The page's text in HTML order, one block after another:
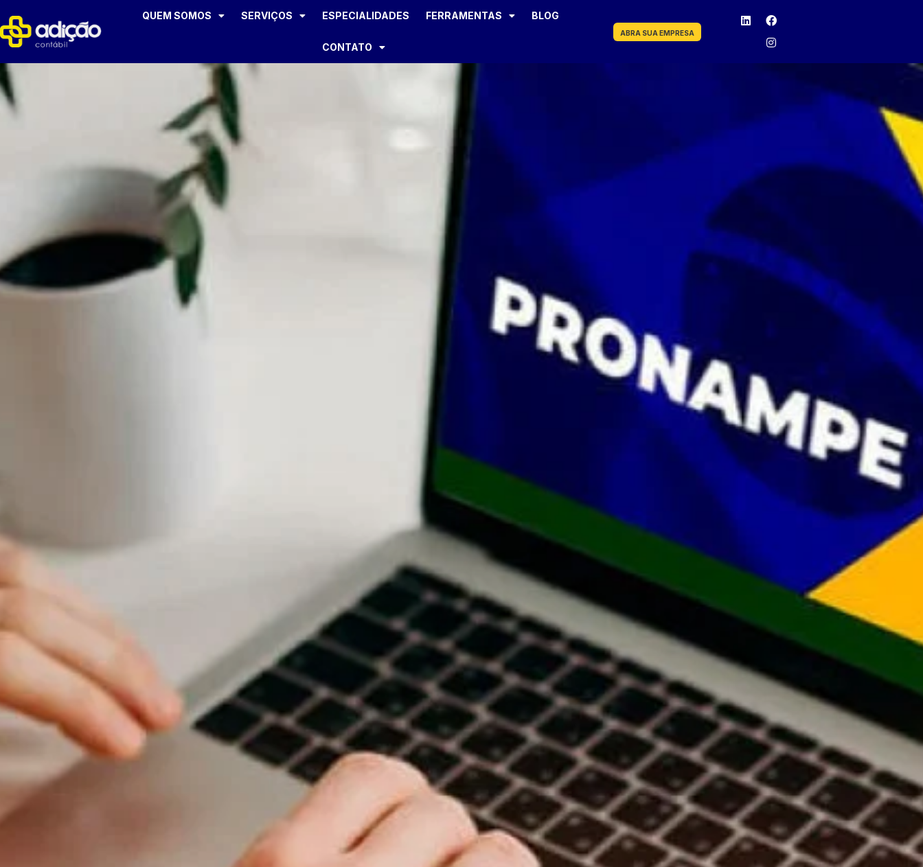
QUEM SOMOS SERVIÇOS ESPECIALIDADES FERRAMENTAS BLOG
CONTATO
ABRA SUA EMPRESA